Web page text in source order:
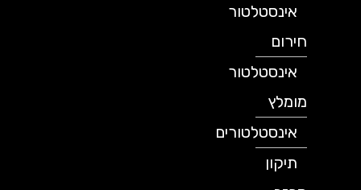
אינסטלטור
חירום
אינסטלטור
מומלץ
אינסטלטורים
תיקון